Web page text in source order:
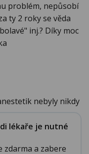
problém, nepůsobí
ty 2 roky se věda
inj.? Díky moc
nebyly nikdy
lékaře je nutné
zdarma a zabere